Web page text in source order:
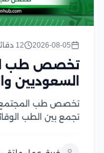
2026-08-05 12 دقائق قراءة
تخصص طب
السعوديين
تخصص طب المجتمع
تجمع بين الطب